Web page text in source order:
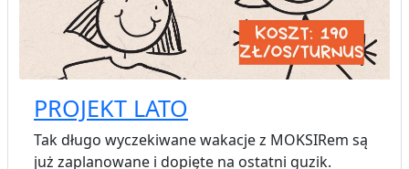
PROJEKT LATO
Tak długo wyczekiwane wakacje z MOKSIRem są
już zaplanowane i dopięte na ostatni guzik.